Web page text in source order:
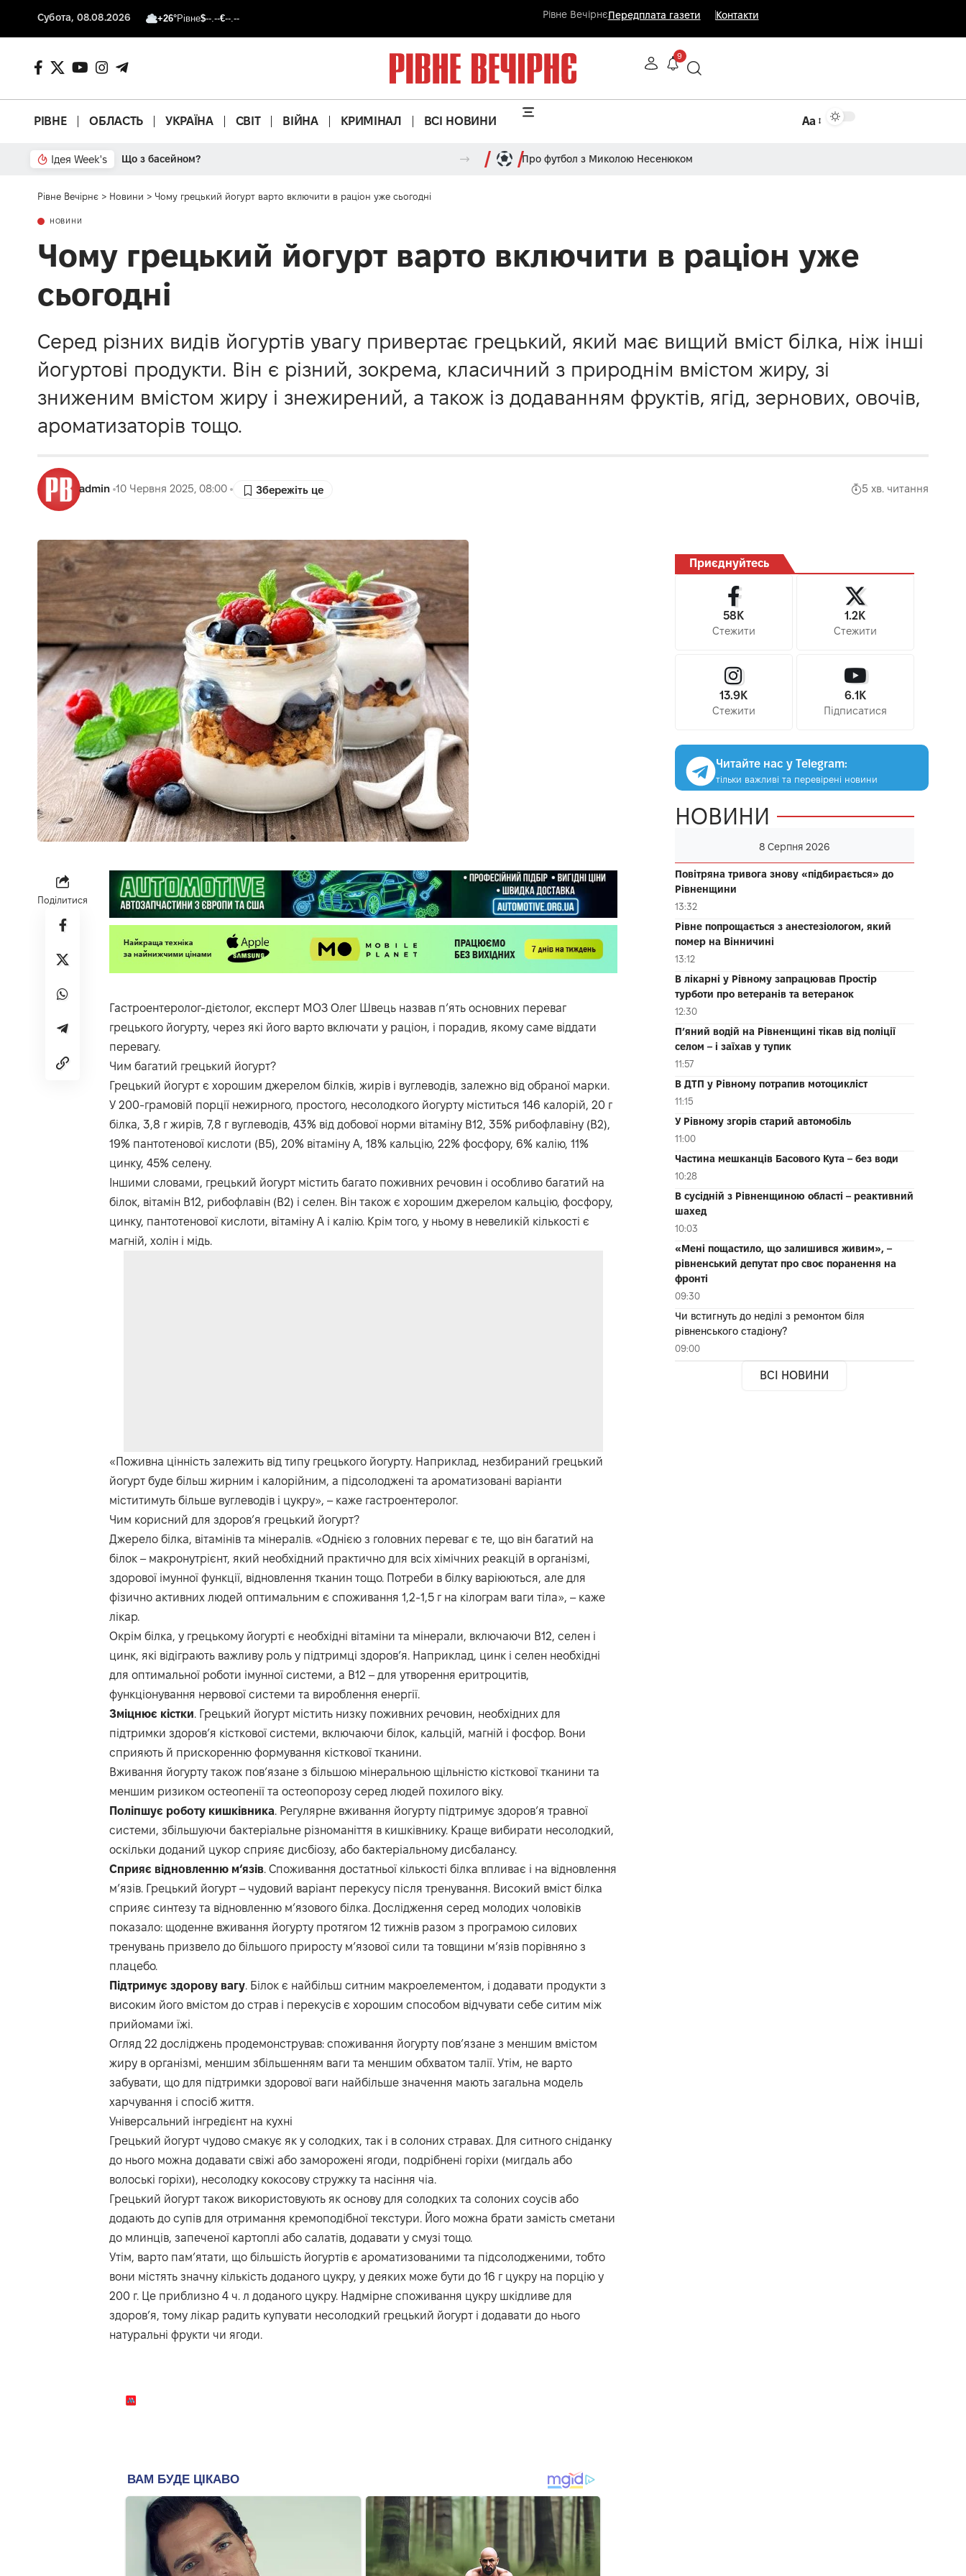
Субота, 08.08.2026 +26°Рівне$--.--€--.-- Рівне ВечірнєПередплата газети Контакти
9
РІВНЕ ОБЛАСТЬ УКРАЇНА СВІТ ВІЙНА КРИМІНАЛ ВСІ НОВИНИ Аа
Ідея Week's Що з басейном? Про футбол з Миколою Несенюком
Рівне Вечірнє > Новини > Чому грецький йогурт варто включити в раціон уже сьогодні
НОВИНИ
Чому грецький йогурт варто включити в раціон уже
сьогодні
Серед різних видів йогуртів увагу привертає грецький, який має вищий вміст білка, ніж інші
йогуртові продукти. Він є різний, зокрема, класичний з природнім вмістом жиру, зі
зниженим вмістом жиру і знежирений, а також із додаванням фруктів, ягід, зернових, овочів,
ароматизаторів тощо.
admin 10 Червня 2025, 08:00 5 хв. читання
Поділитися
Гастроентеролог-дієтолог, експерт МОЗ Олег Швець назвав п’ять основних переваг
грецького йогурту, через які його варто включати у раціон, і порадив, якому саме віддати
перевагу.
Чим багатий грецький йогурт?
Грецький йогурт є хорошим джерелом білків, жирів і вуглеводів, залежно від обраної марки.
У 200-грамовій порції нежирного, простого, несолодкого йогурту міститься 146 калорій, 20 г
білка, 3,8 г жирів, 7,8 г вуглеводів, 43% від добової норми вітаміну B12, 35% рибофлавіну (В2),
19% пантотенової кислоти (В5), 20% вітаміну А, 18% кальцію, 22% фосфору, 6% калію, 11%
цинку, 45% селену.
Іншими словами, грецький йогурт містить багато поживних речовин і особливо багатий на
білок, вітамін В12, рибофлавін (В2) і селен. Він також є хорошим джерелом кальцію, фосфору,
цинку, пантотенової кислоти, вітаміну А і калію. Крім того, у ньому в невеликій кількості є
магній, холін і мідь.
«Поживна цінність залежить від типу грецького йогурту. Наприклад, незбираний грецький
йогурт буде більш жирним і калорійним, а підсолоджені та ароматизовані варіанти
міститимуть більше вуглеводів і цукру», – каже гастроентеролог.
Чим корисний для здоров’я грецький йогурт?
Джерело білка, вітамінів та мінералів. «Однією з головних переваг є те, що він багатий на
білок – макронутрієнт, який необхідний практично для всіх хімічних реакцій в організмі,
здорової імунної функції, відновлення тканин тощо. Потреби в білку варіюються, але для
фізично активних людей оптимальним є споживання 1,2-1,5 г на кілограм ваги тіла», – каже
лікар.
Окрім білка, у грецькому йогурті є необхідні вітаміни та мінерали, включаючи В12, селен і
цинк, які відіграють важливу роль у підтримці здоров’я. Наприклад, цинк і селен необхідні
для оптимальної роботи імунної системи, а В12 – для утворення еритроцитів,
функціонування нервової системи та вироблення енергії.
Зміцнює кістки. Грецький йогурт містить низку поживних речовин, необхідних для
підтримки здоров’я кісткової системи, включаючи білок, кальцій, магній і фосфор. Вони
сприяють й прискоренню формування кісткової тканини.
Вживання йогурту також пов’язане з більшою мінеральною щільністю кісткової тканини та
меншим ризиком остеопенії та остеопорозу серед людей похилого віку.
Поліпшує роботу кишківника. Регулярне вживання йогурту підтримує здоров’я травної
системи, збільшуючи бактеріальне різноманіття в кишківнику. Краще вибирати несолодкий,
оскільки доданий цукор сприяє дисбіозу, або бактеріальному дисбалансу.
Сприяє відновленню м‘язів. Споживання достатньої кількості білка впливає і на відновлення
м’язів. Грецький йогурт – чудовий варіант перекусу після тренування. Високий вміст білка
сприяє синтезу та відновленню м’язового білка. Дослідження серед молодих чоловіків
показало: щоденне вживання йогурту протягом 12 тижнів разом з програмою силових
тренувань призвело до більшого приросту м’язової сили та товщини м’язів порівняно з
плацебо.
Підтримує здорову вагу. Білок є найбільш ситним макроелементом, і додавати продукти з
високим його вмістом до страв і перекусів є хорошим способом відчувати себе ситим між
прийомами їжі.
Огляд 22 досліджень продемонстрував: споживання йогурту пов’язане з меншим вмістом
жиру в організмі, меншим збільшенням ваги та меншим обхватом талії. Утім, не варто
забувати, що для підтримки здорової ваги найбільше значення мають загальна модель
харчування і спосіб життя.
Універсальний інгредієнт на кухні
Грецький йогурт чудово смакує як у солодких, так і в солоних стравах. Для ситного сніданку
до нього можна додавати свіжі або заморожені ягоди, подрібнені горіхи (мигдаль або
волоські горіхи), несолодку кокосову стружку та насіння чіа.
Грецький йогурт також використовують як основу для солодких та солоних соусів або
додають до супів для отримання кремоподібної текстури. Його можна брати замість сметани
до млинців, запеченої картоплі або салатів, додавати у смузі тощо.
Утім, варто пам’ятати, що більшість йогуртів є ароматизованими та підсолодженими, тобто
вони містять значну кількість доданого цукру, у деяких може бути до 16 г цукру на порцію у
200 г. Це приблизно 4 ч. л доданого цукру. Надмірне споживання цукру шкідливе для
здоров’я, тому лікар радить купувати несолодкий грецький йогурт і додавати до нього
натуральні фрукти чи ягоди.
Приєднуйтесь
58K
Стежити
1.2K
Стежити
13.9K
Стежити
6.1K
Підписатися
Читайте нас у Telegram:
тільки важливі та перевірені новини
НОВИНИ
8 Серпня 2026
Повітряна тривога знову «підбирається» до
Рівненщини
13:32
Рівне попрощається з анестезіологом, який
помер на Вінничині
13:12
В лікарні у Рівному запрацював Простір
турботи про ветеранів та ветеранок
12:30
П’яний водій на Рівненщині тікав від поліції
селом – і заїхав у тупик
11:57
В ДТП у Рівному потрапив мотоцикліст
11:15
У Рівному згорів старий автомобіль
11:00
Частина мешканців Басового Кута – без води
10:28
В сусідній з Рівненщиною області – реактивний
шахед
10:03
«Мені пощастило, що залишився живим», –
рівненський депутат про своє поранення на
фронті
09:30
Чи встигнуть до неділі з ремонтом біля
рівненського стадіону?
09:00
ВСІ НОВИНИ